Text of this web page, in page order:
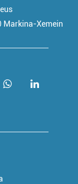
Markina-Xemein